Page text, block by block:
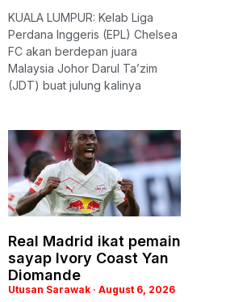
KUALA LUMPUR: Kelab Liga
Perdana Inggeris (EPL) Chelsea
FC akan berdepan juara
Malaysia Johor Darul Ta’zim
(JDT) buat julung kalinya
Real Madrid ikat pemain
sayap Ivory Coast Yan
Diomande
Utusan Sarawak August 6, 2026